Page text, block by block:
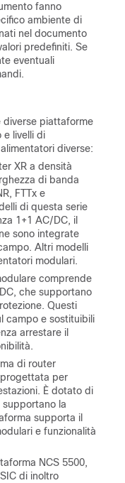
fanno
ambiente di
nel documento
predefiniti. Se
eventuali
diverse piattaforme
e livelli di
diverse:
XR a densità
di banda
FTTx e
di questa serie
1+1 AC/DC, il
sono integrate
Altri modelli
modulari.
comprende
che supportano
Questi
campo e sostituibili
arrestare il
di router
per
È dotato di
supportano la
supporta il
e funzionalità
NCS 5500,
di inoltro